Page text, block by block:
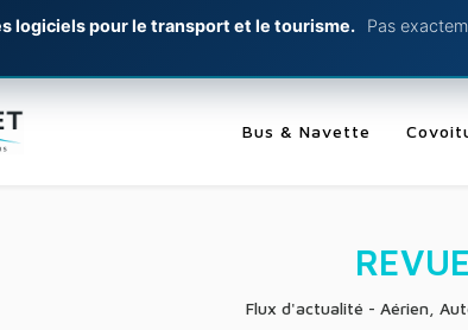
logiciels pour le transport et le tourisme.
Pas
Bus & Navette
Flux d'actualité - Aérien,